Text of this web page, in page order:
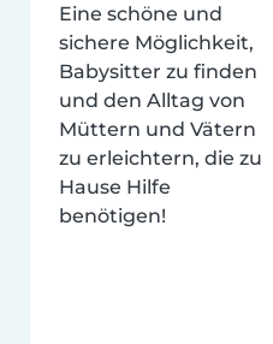
Eine schöne und
sichere Möglichkeit,
Babysitter zu finden
und den Alltag von
Müttern und Vätern
zu erleichtern, die zu
Hause Hilfe
benötigen!